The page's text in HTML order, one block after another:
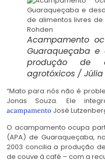
Acampamento
Guaraqueçaba
produção de
agrotóxicos / Júlia
“Mato para nós não é
Jonas Souza. Ele
acampamento José
O acampamento ocupa
(APA) de Guaraqueçaba,
2003 concilia a produção
de couve à café – com a